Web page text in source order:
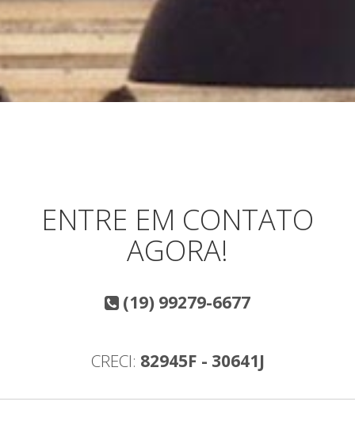
ENTRE EM CONTATO
AGORA!
(19) 99279-6677
CRECI: 82945F - 30641J